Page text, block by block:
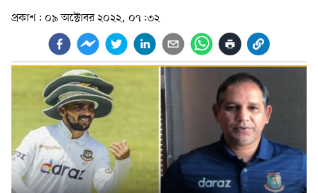
প্রকাশ: ০৯ অক্টোবর ২০২২, ০৭:৩২